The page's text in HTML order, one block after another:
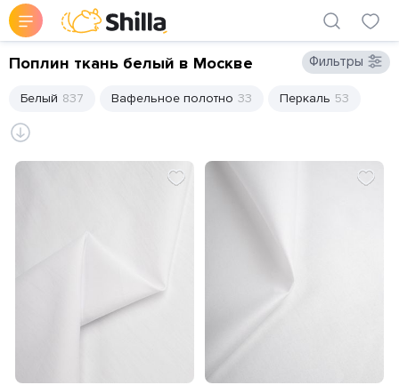
Поплин ткань белый в Москве Фильтры
Белый 837 Вафельное полотно 33 Перкаль 53